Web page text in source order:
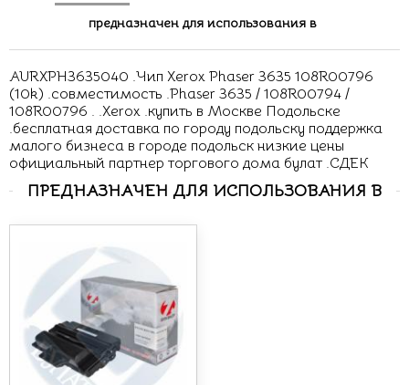
предназначен для использования в
AURXPH3635040 .Чип Xerox Phaser 3635 108R00796
(10k) .совместимость .Phaser 3635 / 108R00794 /
108R00796 . .Xerox .купить в Москве Подольске
.бесплатная доставка по городу подольску поддержка
малого бизнеса в городе подольск низкие цены
официальный партнер торгового дома булат .СДЕК
ПРЕДНАЗНАЧЕН ДЛЯ ИСПОЛЬЗОВАНИЯ В